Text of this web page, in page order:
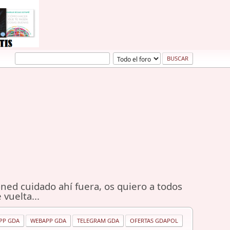
cuidado ahí fuera, os quiero a todos
vuelta...
GDA WEBAPP GDA TELEGRAM GDA OFERTAS GDAPOL